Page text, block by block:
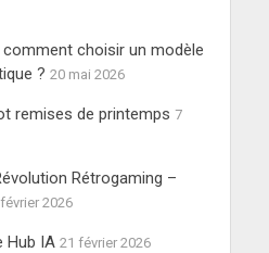
choisir un modèle
? 20 mai 2026
remises de printemps 7
Rétrogaming –
2026
Hub IA 21 février 2026